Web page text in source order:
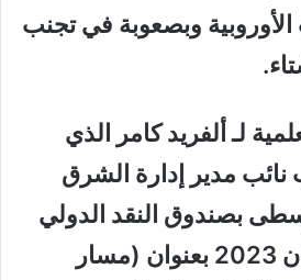
وبصعوبة في تجنب
لـ ألفريد كامر الذي
مدير إدارة الشرق
بصندوق النقد الدولي
وذلك في 28 نيسان 2023 بعنوان (مسار